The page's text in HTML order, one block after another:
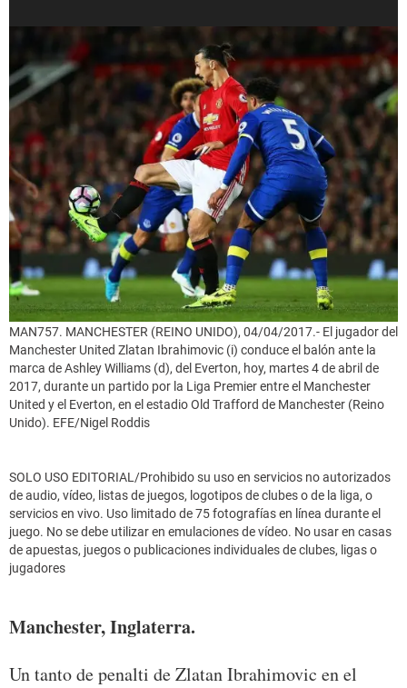
MAN757. MANCHESTER (REINO UNIDO), 04/04/2017.- El jugador del
Manchester United Zlatan Ibrahimovic (i) conduce el balón ante la
marca de Ashley Williams (d), del Everton, hoy, martes 4 de abril de
2017, durante un partido por la Liga Premier entre el Manchester
United y el Everton, en el estadio Old Trafford de Manchester (Reino
Unido). EFE/Nigel Roddis
SOLO USO EDITORIAL/Prohibido su uso en servicios no autorizados
de audio, vídeo, listas de juegos, logotipos de clubes o de la liga, o
servicios en vivo. Uso limitado de 75 fotografías en línea durante el
juego. No se debe utilizar en emulaciones de vídeo. No usar en casas
de apuestas, juegos o publicaciones individuales de clubes, ligas o
jugadores
Manchester, Inglaterra.
Un tanto de penalti de Zlatan Ibrahimovic en el